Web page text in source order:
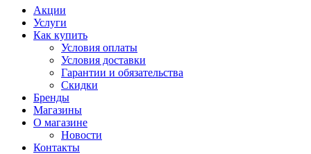
Акции
Услуги
Как купить
Условия оплаты
Условия доставки
Гарантии и обязательства
Скидки
Бренды
Магазины
О магазине
Новости
Контакты